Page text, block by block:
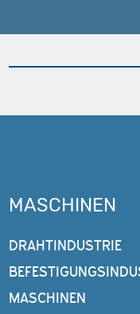
MASCHINEN
DRAHTINDUSTRIE
MASCHINEN